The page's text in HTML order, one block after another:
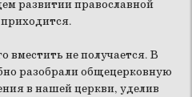
развитии православной
вместить не получается. В
разобрали общецерковную
в нашей церкви, уделив